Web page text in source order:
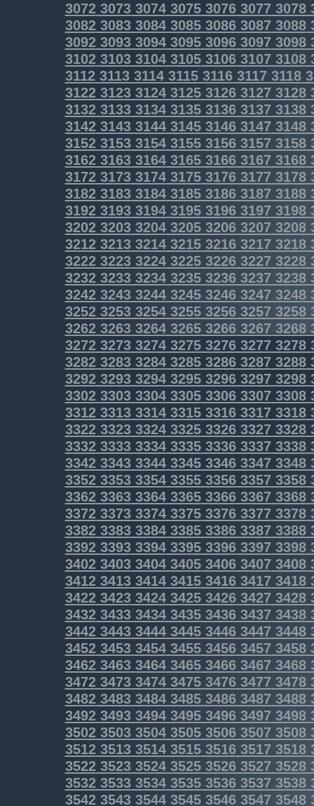
3072307330743075307630773078
3082308330843085308630873088
3092309330943095309630973098
3102310331043105310631073108
311231133114311531163117 3118
312231233124312531263127 3128
313231333134313531363137 3138
314231433144314531463147 3148
315231533154315531563157 3158
316231633164316531663167 3168
317231733174317531763177 3178
318231833184318531863187 3188
319231933194319531963197 3198
320232033204320532063207 3208
321232133214321532163217 3218
322232233224322532263227 3228
323232333234323532363237 3238
324232433244324532463247 3248
325232533254325532563257 3258
326232633264326532663267 3268
3272327332743275327632773278
3282328332843285328632873288
3292329332943295329632973298
3302330333043305330633073308
3312331333143315331633173318
3322332333243325332633273328
3332333333343335333633373338
3342334333443345334633473348
3352335333543355335633573358
3362336333643365336633673368
3372337333743375337633773378
3382338333843385338633873388
3392339333943395339633973398
3402340334043405340634073408
3412341334143415341634173418
342234233424342534263427 3428
343234333434343534363437 3438
344234433444344534463447 3448
345234533454345534563457 3458
346234633464346534663467 3468
347234733474347534763477 3478
348234833484348534863487 3488
349234933494349534963497 3498
350235033504350535063507 3508
351235133514351535163517 3518
352235233524352535263527 3528
353235333534353535363537 3538
354235433544354535463547 3548